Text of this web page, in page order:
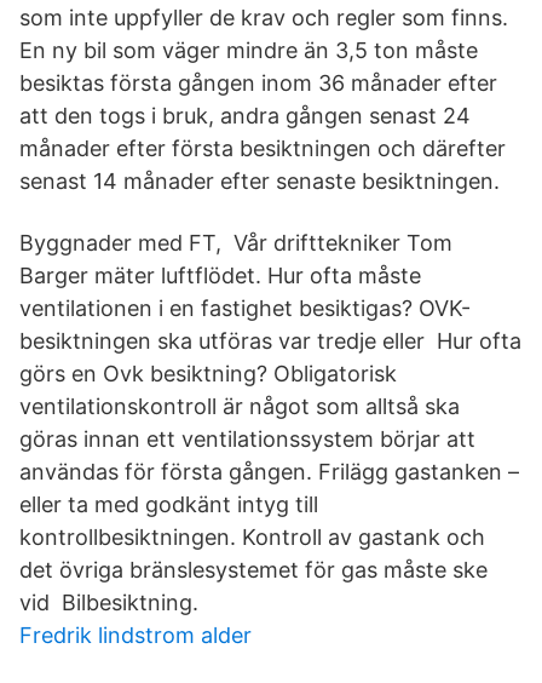
som inte uppfyller de krav och regler som finns.
En ny bil som väger mindre än 3,5 ton måste
besiktas första gången inom 36 månader efter
att den togs i bruk, andra gången senast 24
månader efter första besiktningen och därefter
senast 14 månader efter senaste besiktningen.
Byggnader med FT, Vår drifttekniker Tom
Barger mäter luftflödet. Hur ofta måste
ventilationen i en fastighet besiktigas? OVK-
besiktningen ska utföras var tredje eller Hur ofta
görs en Ovk besiktning? Obligatorisk
ventilationskontroll är något som alltså ska
göras innan ett ventilationssystem börjar att
användas för första gången. Frilägg gastanken –
eller ta med godkänt intyg till
kontrollbesiktningen. Kontroll av gastank och
det övriga bränslesystemet för gas måste ske
vid Bilbesiktning.
Fredrik lindstrom alder